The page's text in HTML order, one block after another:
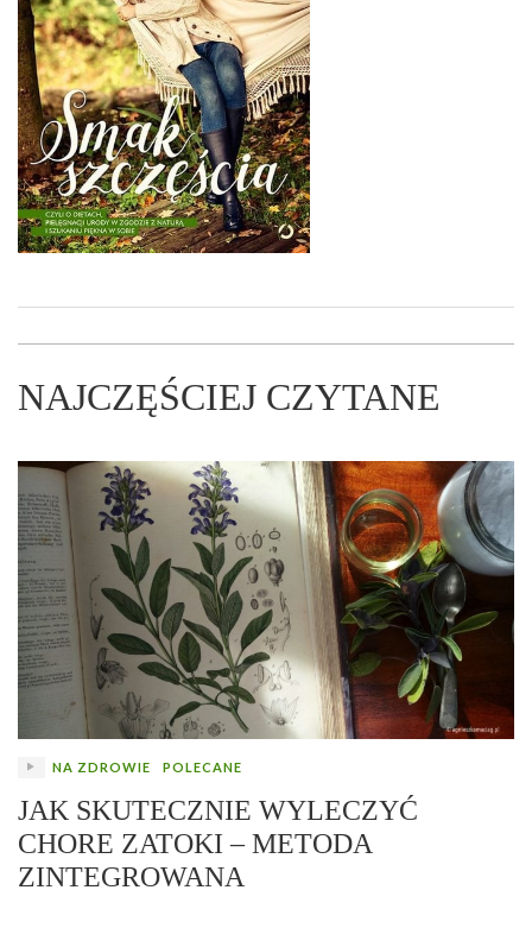
NAJCZĘŚCIEJ CZYTANE
NA ZDROWIE POLECANE
JAK SKUTECZNIE WYLECZYĆ
CHORE ZATOKI – METODA
ZINTEGROWANA